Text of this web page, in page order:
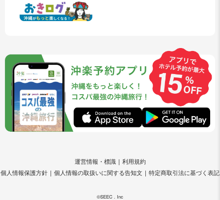
運営情報・標識
利用規約
個人情報保護方針
個人情報の取扱いに関する告知文 特定商取引法に基づく表記
©SEEC . Inc